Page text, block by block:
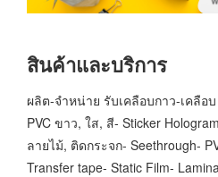
สินค้าและบริการ
ผลิต-จำหน่าย รับเคลือบกาว-เคลือ
PVC ขาว, ใส, สี- Sticker
ลายไม้, ติดกระจก- Seethrough-
Transfer tape- Static Film-